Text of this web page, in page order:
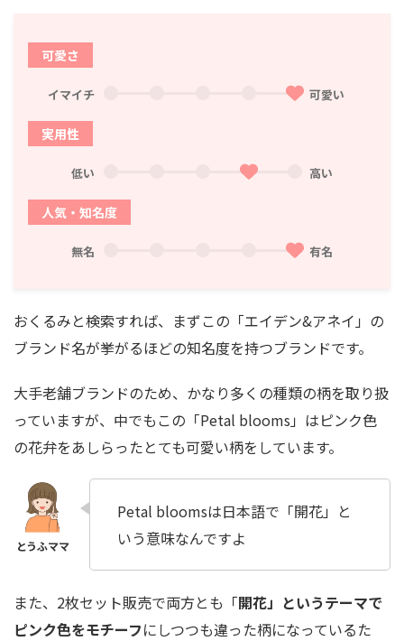
可愛さ
イマイチ 可愛い
実用性
低い 高い
人気・知名度
無名 有名
おくるみと検索すれば、まずこの「エイデン&アネイ」の
ブランド名が挙がるほどの知名度を持つブランドです。
大手老舗ブランドのため、かなり多くの種類の柄を取り扱
っていますが、中でもこの「Petal blooms 」はピンク色
の花弁をあしらったとても可愛い柄をしています。
Petal bloomsは日本語で「開花」と
いう意味なんですよ
また、2枚セット販売で両方とも「開花」というテーマで
ピンク色をモチーフにしつつも違った柄になっているた